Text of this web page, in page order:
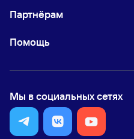
Партнёрам
Помощь
Мы в социальных сетях